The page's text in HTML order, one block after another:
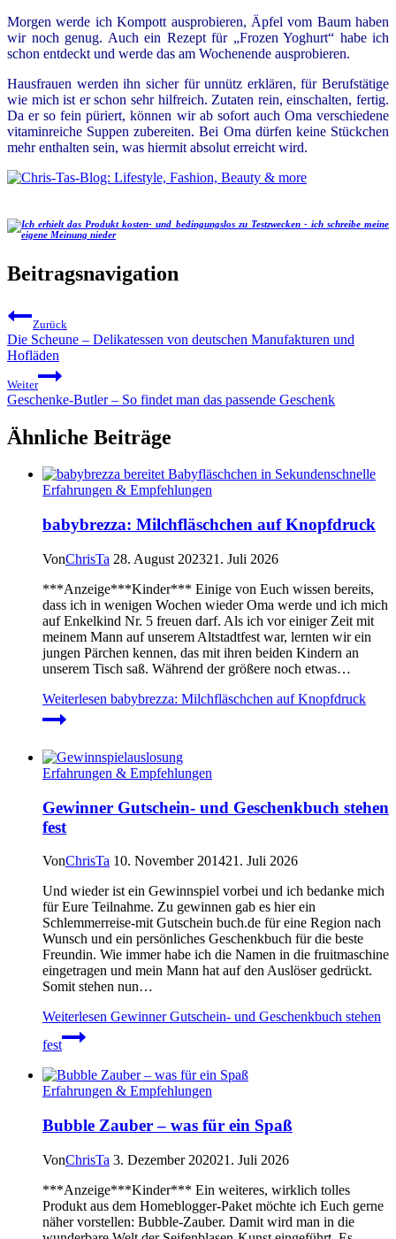
Morgen werde ich Kompott ausprobieren, Äpfel vom Baum haben
wir noch genug. Auch ein Rezept für „Frozen Yoghurt“ habe ich
schon entdeckt und werde das am Wochenende ausprobieren.
Hausfrauen werden ihn sicher für unnütz erklären, für Berufstätige
wie mich ist er schon sehr hilfreich. Zutaten rein, einschalten, fertig.
Da er so fein püriert, können wir ab sofort auch Oma verschiedene
vitaminreiche Suppen zubereiten. Bei Oma dürfen keine Stückchen
mehr enthalten sein, was hiermit absolut erreicht wird.
Beitragsnavigation
Zurück
Die Scheune – Delikatessen von deutschen Manufakturen und
Hofläden
Weiter
Geschenke-Butler – So findet man das passende Geschenk
Ähnliche Beiträge
Erfahrungen & Empfehlungen
babybrezza: Milchfläschchen auf Knopfdruck
VonChrisTa 28. August 202321. Juli 2026
***Anzeige***Kinder*** Einige von Euch wissen bereits,
dass ich in wenigen Wochen wieder Oma werde und ich mich
auf Enkelkind Nr. 5 freuen darf. Als ich vor einiger Zeit mit
meinem Mann auf unserem Altstadtfest war, lernten wir ein
jungen Pärchen kennen, das mit ihren beiden Kindern an
unserem Tisch saß. Während der größere noch etwas…
Weiterlesen babybrezza: Milchfläschchen auf Knopfdruck
Erfahrungen & Empfehlungen
Gewinner Gutschein- und Geschenkbuch stehen
fest
VonChrisTa 10. November 201421. Juli 2026
Und wieder ist ein Gewinnspiel vorbei und ich bedanke mich
für Eure Teilnahme. Zu gewinnen gab es hier ein
Schlemmerreise-mit Gutschein buch.de für eine Region nach
Wunsch und ein persönliches Geschenkbuch für die beste
Freundin. Wie immer habe ich die Namen in die fruitmaschine
eingetragen und mein Mann hat auf den Auslöser gedrückt.
Somit stehen nun…
Weiterlesen Gewinner Gutschein- und Geschenkbuch stehen
fest
Erfahrungen & Empfehlungen
Bubble Zauber – was für ein Spaß
VonChrisTa 3. Dezember 202021. Juli 2026
***Anzeige***Kinder*** Ein weiteres, wirklich tolles
Produkt aus dem Homeblogger-Paket möchte ich Euch gerne
näher vorstellen: Bubble-Zauber. Damit wird man in die